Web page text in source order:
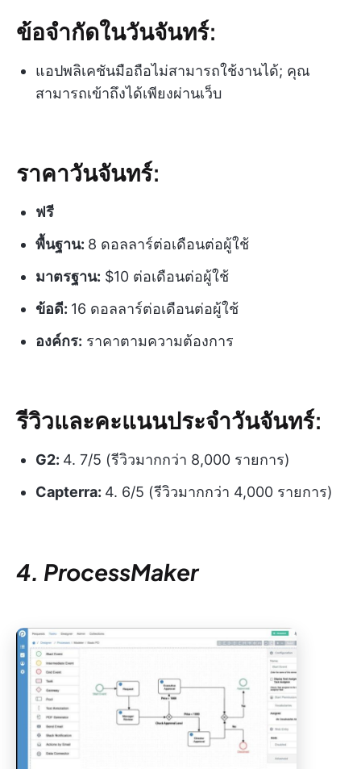
ข้อจำกัดในวันจันทร์:
แอปพลิเคชันมือถือไม่สามารถใช้งานได้; คุณ
สามารถเข้าถึงได้เพียงผ่านเว็บ
ราคาวันจันทร์:
ฟรี
พื้นฐาน: 8 ดอลลาร์ต่อเดือนต่อผู้ใช้
มาตรฐาน: $10 ต่อเดือนต่อผู้ใช้
ข้อดี: 16 ดอลลาร์ต่อเดือนต่อผู้ใช้
องค์กร: ราคาตามความต้องการ
รีวิวและคะแนนประจำวันจันทร์:
G2: 4. 7/5 (รีวิวมากกว่า 8,000 รายการ)
Capterra: 4. 6/5 (รีวิวมากกว่า 4,000 รายการ)
4. ProcessMaker